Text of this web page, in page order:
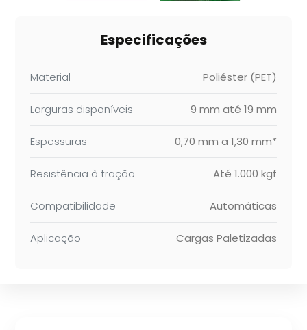
Especificações
Material Poliéster (PET)
Larguras disponíveis 9 mm até 19 mm
Espessuras 0,70 mm a 1,30 mm*
Resistência à tração Até 1.000 kgf
Compatibilidade Automáticas
Aplicação Cargas Paletizadas